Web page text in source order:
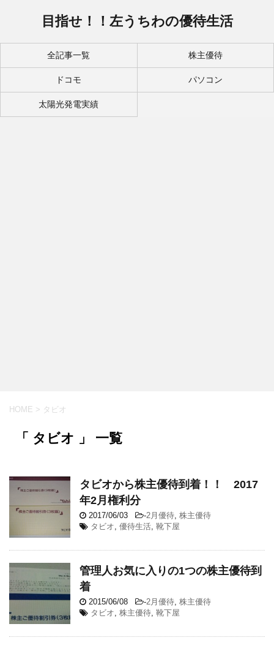
目指せ！！左うちわの優待生活
全記事一覧 株主優待
ドコモ パソコン
太陽光発電実績
HOME > タビオ
「 タビオ 」 一覧
タビオから株主優待到着！！ 2017
年2月権利分
2017/06/03 -2月優待 株主優待
タビオ 優待生活 靴下屋
管理人お気に入りの1つの株主優待到
着
2015/06/08 -2月優待 株主優待
タビオ 株主優待 靴下屋